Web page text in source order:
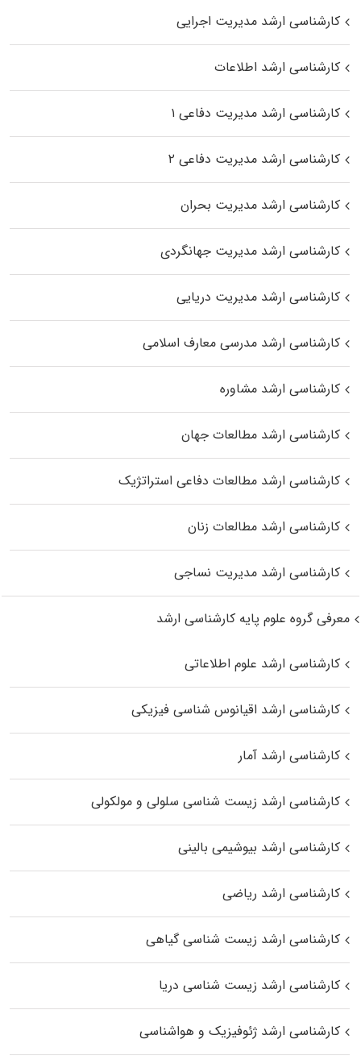
کارشناسی ارشد مدیریت اجرایی
کارشناسی ارشد اطلاعات
کارشناسی ارشد مدیریت دفاعی ۱
کارشناسی ارشد مدیریت دفاعی ۲
کارشناسی ارشد مدیریت بحران
کارشناسی ارشد مدیریت جهانگردی
کارشناسی ارشد مدیریت دریایی
کارشناسی ارشد مدرسی معارف اسلامی
کارشناسی ارشد مشاوره
کارشناسی ارشد مطالعات جهان
کارشناسی ارشد مطالعات دفاعی استراتژیک
کارشناسی ارشد مطالعات زنان
کارشناسی ارشد مدیریت نساجی
معرفی گروه علوم پایه کارشناسی ارشد
کارشناسی ارشد علوم اطلاعاتی
کارشناسی ارشد اقیانوس‌ شناسی فیزیکی
کارشناسی ارشد آمار
کارشناسی ارشد زیست شناسی سلولی و مولکولی
کارشناسی ارشد بیوشیمی بالینی
کارشناسی ارشد ریاضی
کارشناسی ارشد زیست‌ شناسی گیاهی
کارشناسی ارشد زیست‌ شناسی دریا
کارشناسی ارشد ژئوفیزیک و هواشناسی